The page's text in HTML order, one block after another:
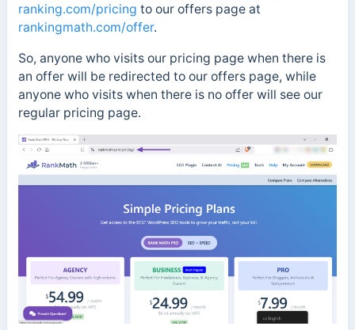
ranking.com/pricing to our offers page at
rankingmath.com/offer.
So, anyone who visits our pricing page when there is
an offer will be redirected to our offers page, while
anyone who visits when there is no offer will see our
regular pricing page.